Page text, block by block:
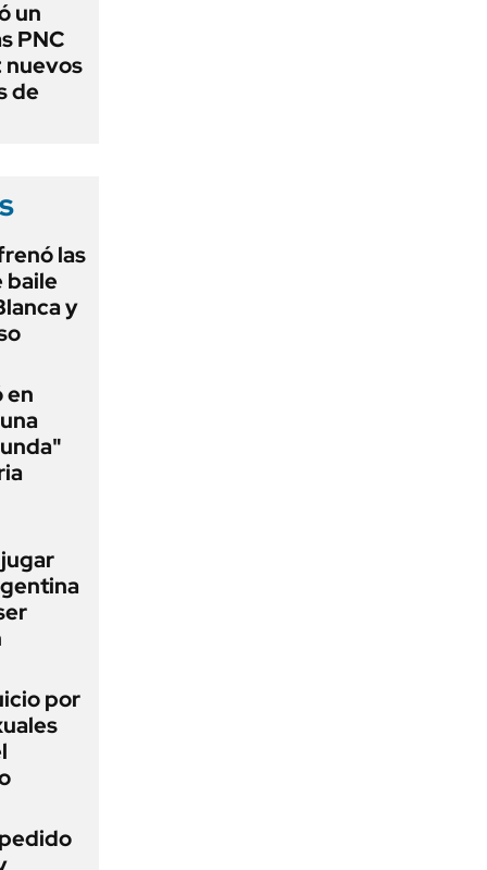
un
PNC
nuevos
de
las
baile
y
en
por